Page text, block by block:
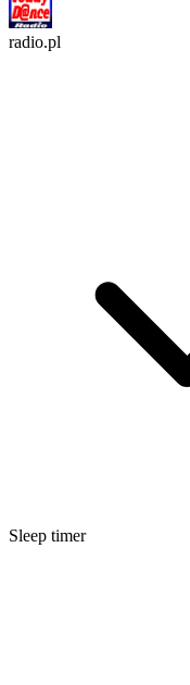
radio.pl
Sleep timer